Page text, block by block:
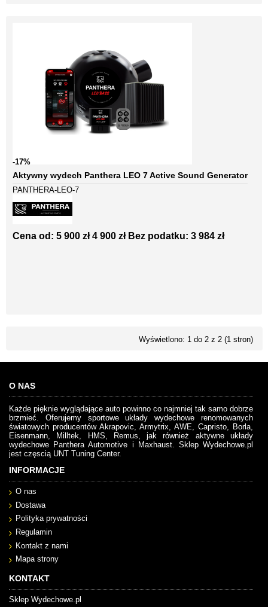
-17%
Aktywny wydech Panthera LEO 7 Active Sound Generator
PANTHERA-LEO-7
Cena od: 5 900 zł 4 900 zł Bez podatku: 3 984 zł
Wyświetlono: 1 do 2 z 2 (1 stron)
O NAS
Każde pięknie wyglądające auto powinno co najmniej tak samo dobrze
brzmieć. Oferujemy sportowe układy wydechowe renomowanych
światowych producentów Akrapovic, Armytrix, AWE, Capristo, Borla,
Eisenmann, Milltek, HMS, Remus, jak również aktywne układy
wydechowe Panthera Automotive i Maxhaust. Sklep Wydechowe.pl
jest częscią UNT Tuning Center.
INFORMACJE
O nas
Dostawa
Polityka prywatności
Regulamin
Kontakt z nami
Mapa strony
KONTAKT
Sklep Wydechowe.pl